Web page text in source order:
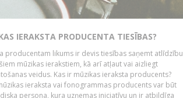
IERAKSTA PRODUCENTA TIESĪBAS?
producentam likums ir devis tiesības saņemt atlīdzību
mūzikas ierakstiem, kā arī atļaut vai aizliegt
veidus. Kas ir mūzikas ieraksta producents?
ieraksta vai fonogrammas producents var būt
persona, kura uzņemas iniciatīvu un ir atbildīga